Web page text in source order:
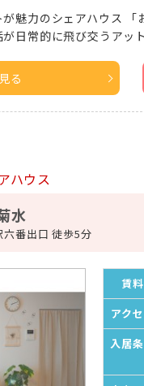
魅力のシェアハウス
日常的に飛び交うアッ
る
ハウス
水
番出口 徒歩5分
賃料
アク
入居